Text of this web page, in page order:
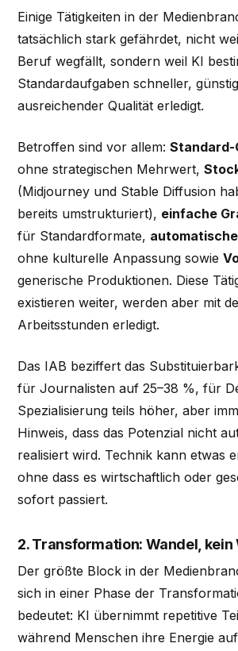
Einige Tätigkeiten in der
tatsächlich stark gefährdet, nicht
Beruf wegfällt, sondern weil KI
Standardaufgaben schneller,
ausreichender Qualität erledigt.
Betroffen sind vor allem:
ohne strategischen Mehrwert,
(Midjourney und Stable Diffusion
bereits umstrukturiert), einfache
für Standardformate,
ohne kulturelle Anpassung sowie
generische Produktionen. Diese
existieren weiter, werden aber mit
Arbeitsstunden erledigt.
Das IAB beziffert das
für Journalisten auf 25–38 %, für
Spezialisierung teils höher, aber
Hinweis, dass das Potenzial nicht
realisiert wird. Technik kann etwas
ohne dass es wirtschaftlich oder
sofort passiert.
2. Transformation: Wandel, kein
Der größte Block in der
sich in einer Phase der
bedeutet: KI übernimmt repetitive
während Menschen ihre Energie